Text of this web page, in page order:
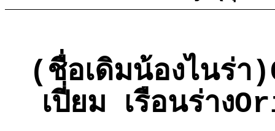
(ชื่อเดิมน้องไนร่
เปี่ยม เรือนร่าง